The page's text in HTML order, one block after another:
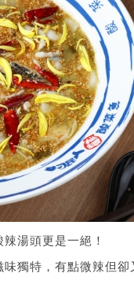
湯頭更是一絕！
獨特，有點微辣但